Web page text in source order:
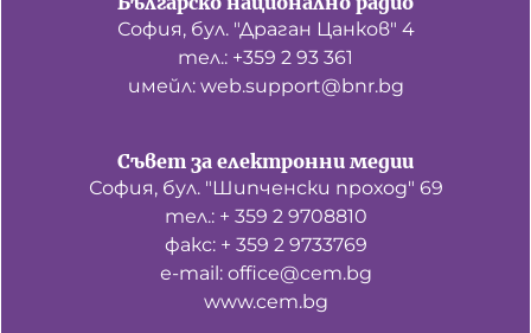
София, бул. "Драган Цанков" 4
тел.: +359 2 93 361
имейл: web.support@bnr.bg
Съвет за електронни медии
София, бул. "Шипченски проход" 69
тел.: + 359 2 9708810
факс: + 359 2 9733769
е-mail: office@cem.bg
www.cem.bg